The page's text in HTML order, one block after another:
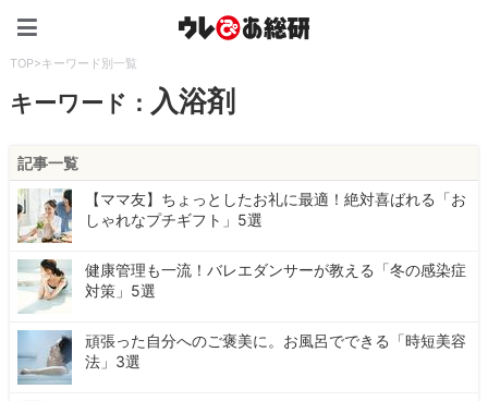
TOP>キーワード別一覧
キーワード： 入浴剤
記事一覧
【ママ友】ちょっとしたお礼に最適！絶対喜ばれる「お
しゃれなプチギフト」5選
健康管理も一流！バレエダンサーが教える「冬の感染症
対策」5選
頑張った自分へのご褒美に。お風呂でできる「時短美容
法」3選